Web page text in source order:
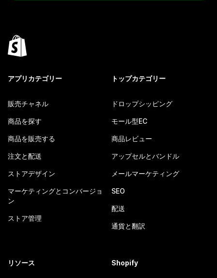
アプリカテゴリー
販売チャネル
商品を探す
商品を販売する
注文と配送
ストアデザイン
マーケティングとコンバージョ
ン
ストア管理
トップカテゴリー
ドロップシッピング
モール型EC
商品レビュー
アップセルとバンドル
メールマーケティング
SEO
配送
通貨と翻訳
リソース Shopify